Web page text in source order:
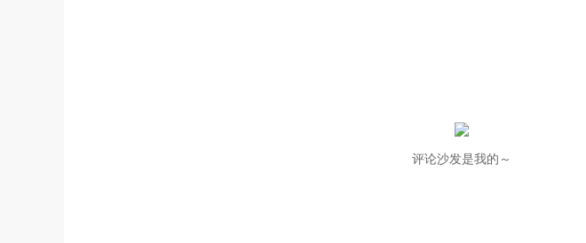
评论沙发是我的～